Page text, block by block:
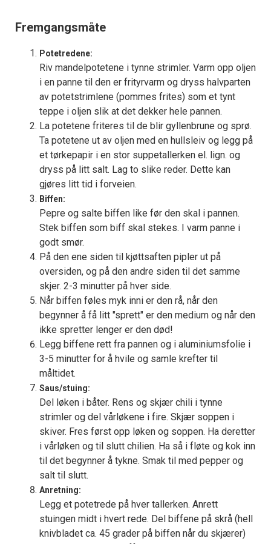
Fremgangsmåte
Potetredene:
Riv mandelpotetene i tynne strimler. Varm opp oljen
i en panne til den er frityrvarm og dryss halvparten
av potetstrimlene (pommes frites) som et tynt
teppe i oljen slik at det dekker hele pannen.
La potetene friteres til de blir gyllenbrune og sprø.
Ta potetene ut av oljen med en hullsleiv og legg på
et tørkepapir i en stor suppetallerken el. lign. og
dryss på litt salt. Lag to slike reder. Dette kan
gjøres litt tid i forveien.
Biffen:
Pepre og salte biffen like før den skal i pannen.
Stek biffen som biff skal stekes. I varm panne i
godt smør.
På den ene siden til kjøttsaften pipler ut på
oversiden, og på den andre siden til det samme
skjer. 2-3 minutter på hver side.
Når biffen føles myk inni er den rå, når den
begynner å få litt "sprett" er den medium og når den
ikke spretter lenger er den død!
Legg biffene rett fra pannen og i aluminiumsfolie i
3-5 minutter for å hvile og samle krefter til
måltidet.
Saus/stuing:
Del løken i båter. Rens og skjær chili i tynne
strimler og del vårløkene i fire. Skjær soppen i
skiver. Fres først opp løken og soppen. Ha deretter
i vårløken og til slutt chilien. Ha så i fløte og kok inn
til det begynner å tykne. Smak til med pepper og
salt til slutt.
Anretning:
Legg et potetrede på hver tallerken. Anrett
stuingen midt i hvert rede. Del biffene på skrå (hell
knivbladet ca. 45 grader på biffen når du skjærer)